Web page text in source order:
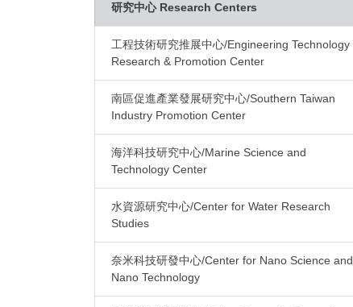
研究中心 Research Centers
工程技術研究推展中心/Engineering Technology
Research & Promotion Center
南區促進產業發展研究中心/Southern Taiwan
Industry Promotion Center
海洋科技研究中心/Marine Science and
Technology Center
水資源研究中心/Center for Water Research
Studies
奈米科技研發中心/Center for Nano Science and
Nano Technology